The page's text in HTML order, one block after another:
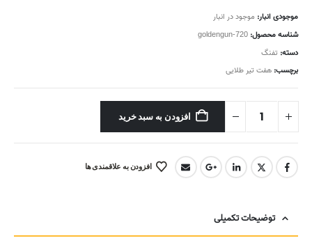
موجودی انبار: موجود در انبار
شناسه محصول: goldengun-720
دسته: تفنگ
برچسب: هفت تیر طلایی
افزودن به سبد خرید
افزودن به علاقمندی ها
توضیحات تکمیلی